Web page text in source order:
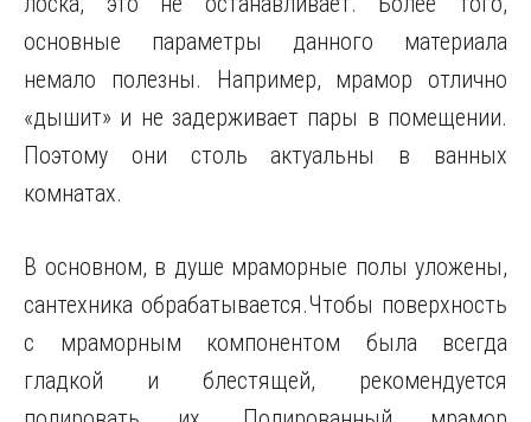
основные параметры данного материала
немало полезны. Например, мрамор отлично
«дышит» и не задерживает пары в помещении.
Поэтому они столь актуальны в ванных
комнатах.
В основном, в душе мраморные полы уложены,
сантехника обрабатывается.Чтобы поверхность
с мраморным компонентом была всегда
гладкой и блестящей, рекомендуется